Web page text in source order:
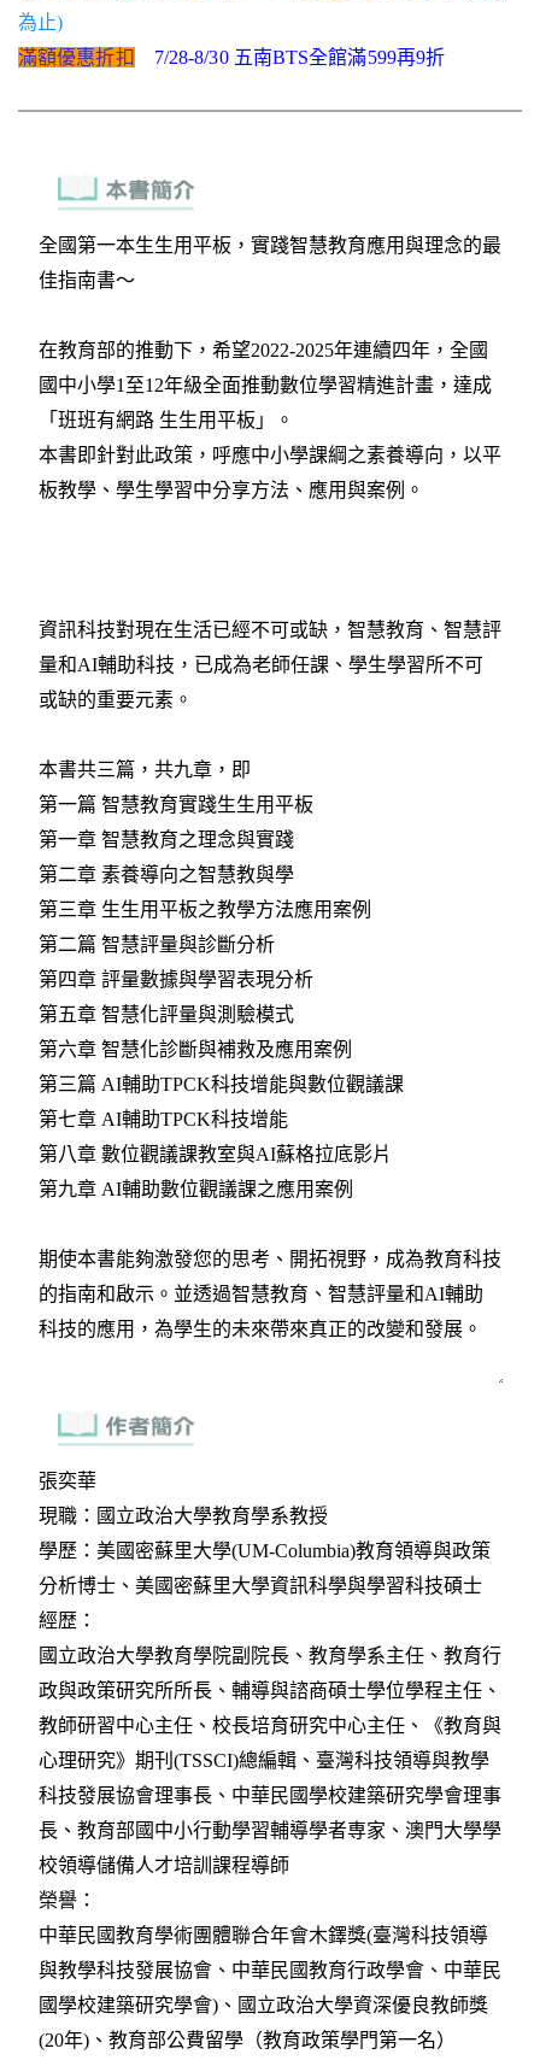
為止)
滿額優惠折扣
7/28-8/30 五南BTS全館滿599再9折